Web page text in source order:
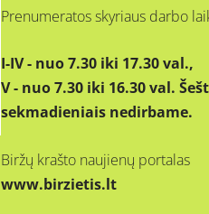
Prenumeratos skyriaus darbo
I-IV - nuo 7.30 iki 17.30 val.,
V - nuo 7.30 iki 16.30 val.
sekmadieniais nedirbame.
Biržų krašto naujienų portalas
www.birzietis.lt